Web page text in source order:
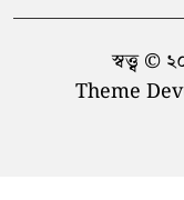
স্বত্ত্ব ©
Theme